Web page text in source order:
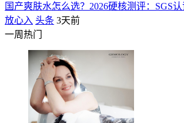
国产爽肤水怎么选？2026硬核测评：SGS
放心入 头条 3天前
一周热门